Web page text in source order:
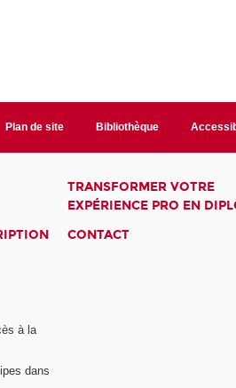
Plan de site Bibliothèque
TRANSFORMER VOTRE
EXPÉRIENCE PRO EN
à la
dans
CONTACT